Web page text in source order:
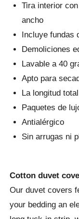
Tira interior
ancho
Incluye fundas
Demoliciones
Lavable a 40
Apto para
La longitud
Paquetes de
Antialérgico
Sin arrugas ni
Cotton duvet
Our duvet covers
your bedding an